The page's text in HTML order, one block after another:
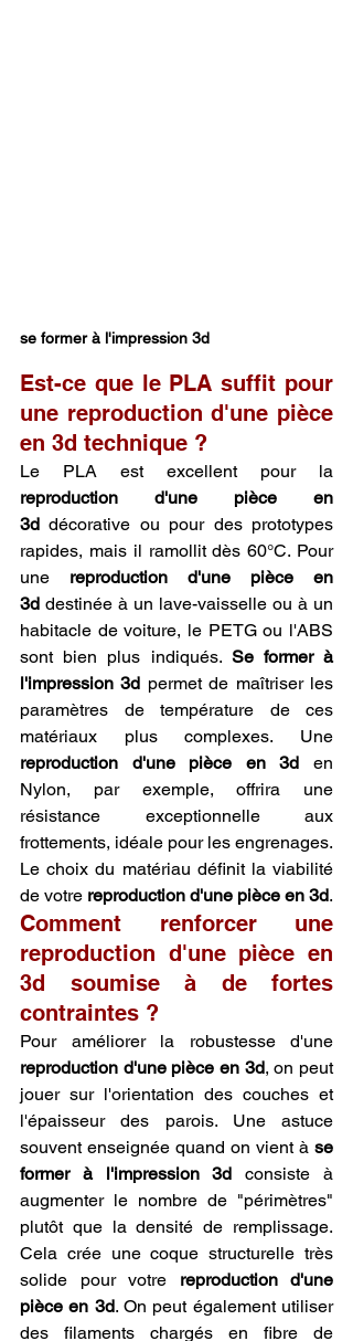
se former à l'impression 3d
Est-ce que le PLA suffit pour
une reproduction d'une pièce
en 3d technique ?
reproduction d'une pièce en
3d décorative ou pour des prototypes
rapides, mais il ramollit dès 60°C. Pour
une reproduction d'une pièce en
3d destinée à un lave-vaisselle ou à un
habitacle de voiture, le PETG ou l'ABS
sont bien plus indiqués. Se former à
l'impression 3d permet de maîtriser les
paramètres de température de ces
reproduction d'une pièce en 3d en
Nylon, par exemple, offrira une
résistance exceptionnelle aux
frottements, idéale pour les engrenages.
Le choix du matériau définit la viabilité
de votre reproduction d'une pièce en 3d.
Comment renforcer une
reproduction d'une pièce en
3d soumise à de fortes
contraintes ?
reproduction d'une pièce en 3d, on peut
jouer sur l'orientation des couches et
l'épaisseur des parois. Une astuce
souvent enseignée quand on vient à se
former à l'impression 3d consiste à
augmenter le nombre de "périmètres"
plutôt que la densité de remplissage.
Cela crée une coque structurelle très
solide pour votre reproduction d'une
pièce en 3d. On peut également utiliser
des filaments chargés en fibre de